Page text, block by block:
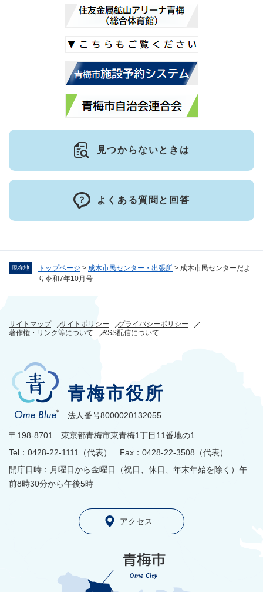
現在地 トップページ > 成木市民センター・出張所 > 成木市民センターだよ
り令和7年10月号
見つからないときは
よくある質問と回答
サイトマップ サイトポリシー
プライバシーポリシー
著作権・リンク等について
RSS配信について
青梅市役所
法人番号8000020132055
〒198-8701 東京都青梅市東青梅1丁目11番地の1
Tel：0428-22-1111（代表） Fax：0428-22-3508（代表）
開庁日時：月曜日から金曜日（祝日、休日、年末年始を除く）午
前8時30分から午後5時
アクセス